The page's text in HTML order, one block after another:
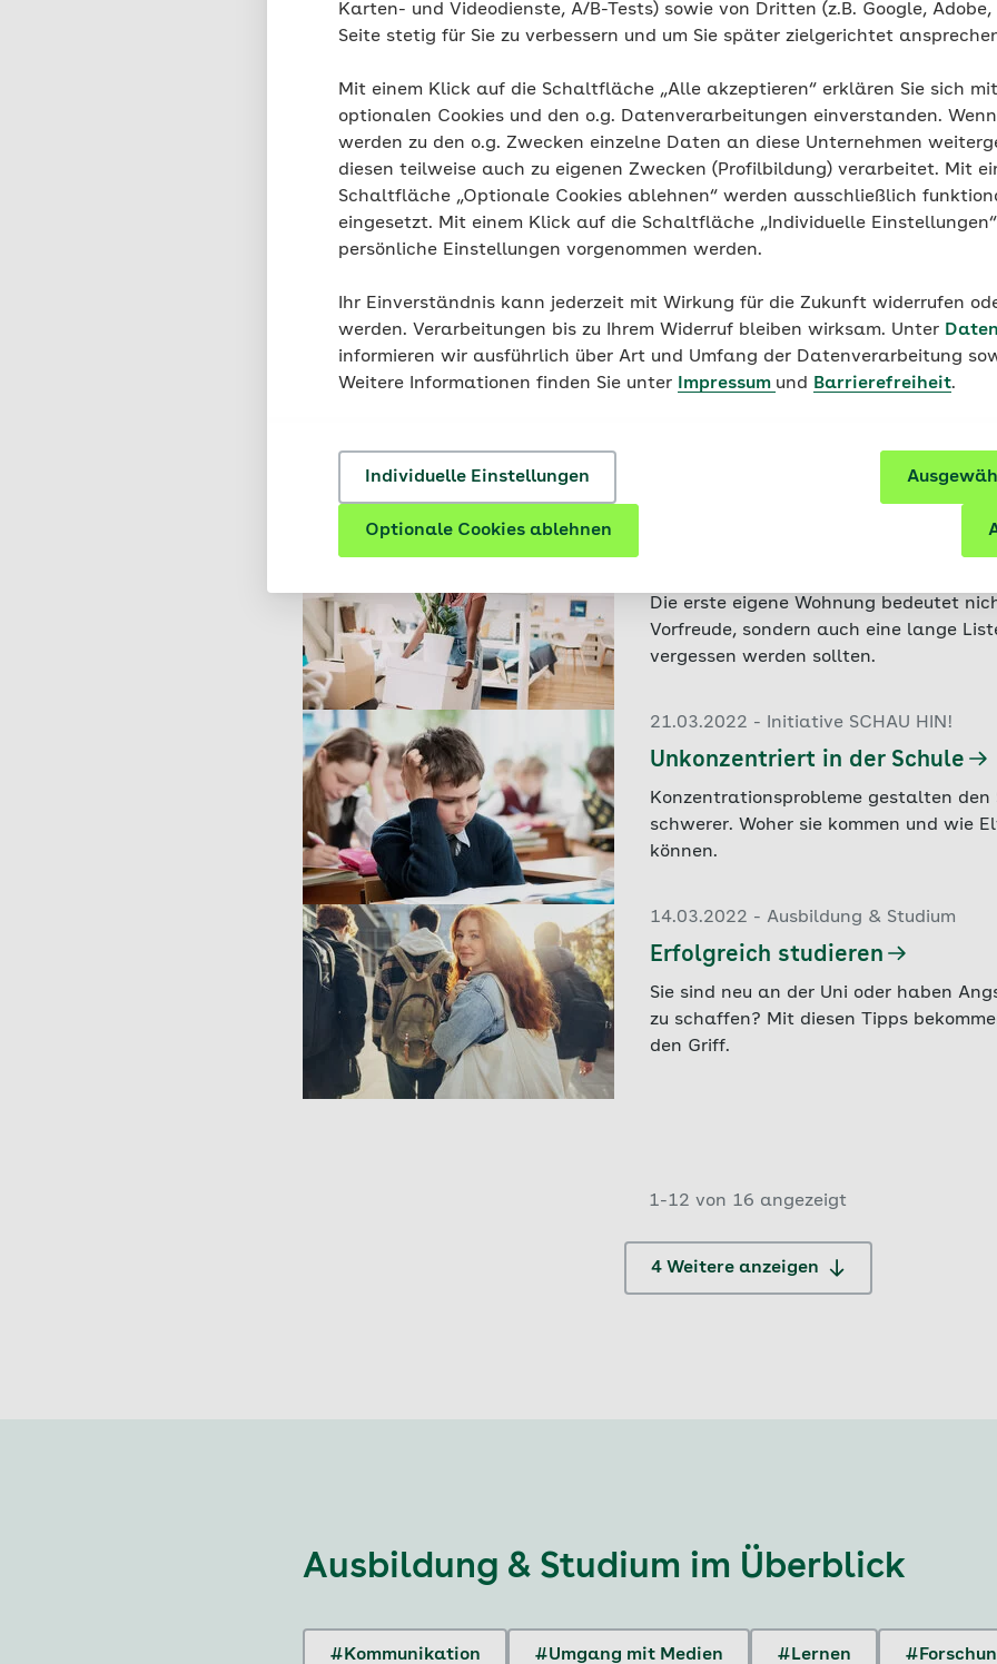
Karten- und Videodienste, A/B-Tests) sowie von Dritten (z.B. Google,
Seite stetig für Sie zu verbessern und um Sie später zielgerichtet
Mit einem Klick auf die Schaltfläche „Alle akzeptieren“ erklären Sie sich
optionalen Cookies und den o.g. Datenverarbeitungen einverstanden.
werden zu den o.g. Zwecken einzelne Daten an diese Unternehmen
diesen teilweise auch zu eigenen Zwecken (Profilbildung) verarbeitet. Mit
Schaltfläche „Optionale Cookies ablehnen“ werden ausschließlich
eingesetzt. Mit einem Klick auf die Schaltfläche „Individuelle
persönliche Einstellungen vorgenommen werden.
Ihr Einverständnis kann jederzeit mit Wirkung für die Zukunft widerrufen
werden. Verarbeitungen bis zu Ihrem Widerruf bleiben wirksam. Unter
informieren wir ausführlich über Art und Umfang der Datenverarbeitung
Weitere Informationen finden Sie unter
Impressum und Barrierefreiheit.
Individuelle Einstellungen
Optionale Cookies ablehnen
Mit einem Freiwilligen Sozialen Jahr
Pflege hineinschnuppern. Eine FSJlerin
07.07.2022 - Ausbildung & Studium
Welche Ausbildung ist die
Die passende Ausbildung zu finden, ist
aufregender Prozess. So gelingt die
15.06.2022 - Karriere
An alles gedacht? Eine
verdienen und eigene Erfahrungen
Die erste eigene Wohnung bedeutet
Vorfreude, sondern auch eine lange
vergessen werden sollten.
21.03.2022 - Initiative SCHAU HIN!
Unkonzentriert in der Schule
Konzentrationsprobleme gestalten
schwerer. Woher sie kommen und wie
können.
14.03.2022 - Ausbildung & Studium
Erfolgreich studieren
Sie sind neu an der Uni oder haben
zu schaffen? Mit diesen Tipps
den Griff.
1-12 von 16 angezeigt
4 Weitere anzeigen
Ausbildung & Studium im Überblick
#Kommunikation #Umgang mit Medien #Lernen